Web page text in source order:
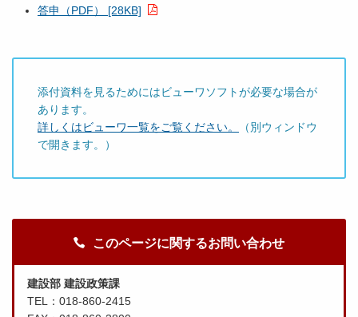
答申（PDF） [28KB]
添付資料を見るためにはビューワソフトが必要な場合が
あります。
詳しくはビューワ一覧をご覧ください。
（別ウィンドウ
で開きます。）
このページに関するお問い合わせ
建設部 建設政策課
TEL：018-860-2415